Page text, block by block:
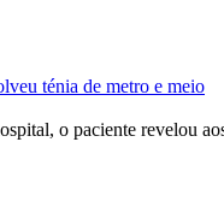
ténia de metro e meio
o paciente revelou